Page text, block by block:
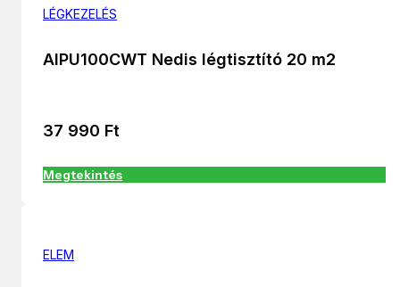
LÉGKEZELÉS
AIPU100CWT Nedis légtisztító 20 m2
37 990 Ft
Megtekintés
ELEM